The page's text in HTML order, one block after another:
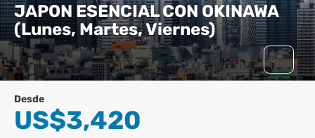
JAPON ESENCIAL CON OKINAWA
(Lunes, Martes, Viernes)
Desde
US$3,420